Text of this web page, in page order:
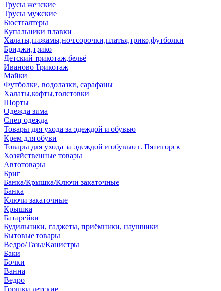
Трусы женские
Трусы мужские
Бюстгалтеры
Купальники плавки
Халаты,пижамы,ноч.сорочки,платья,трико,футболки
Бриджи,трико
Детский трикотаж,бельё
Иваново Трикотаж
Майки
Футболки, водолазки, сарафаны
Халаты,кофты,толстовки
Шорты
Одежда зима
Спец одежда
Товары для ухода за одеждой и обувью
Крем для обуви
Товары для ухода за одеждой и обувью г. Пятигорск
Хозяйственные товары
Автотовары
Бриг
Банка/Крышка/Ключи закаточные
Банка
Ключи закаточные
Крышка
Батарейки
Будильники, гаджеты, приёмники, наушники
Бытовые товары
Ведро/Тазы/Канистры
Баки
Бочки
Ванна
Ведро
Горшки детские